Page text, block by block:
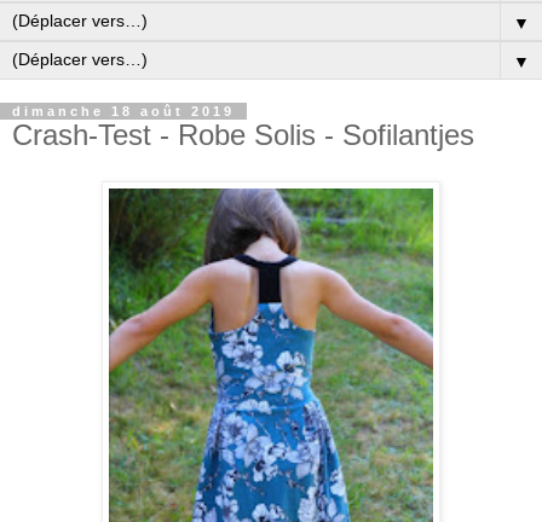
▼
▼
dimanche 18 août 2019
Crash-Test - Robe Solis - Sofilantjes